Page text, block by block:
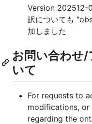
Version 202512-
訳についても
加しました
お問い合わせ
いて
For requests to
modifications,
regarding the